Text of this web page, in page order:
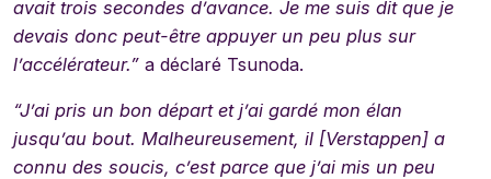
avait trois secondes d’avance. Je me suis dit que je
devais donc peut-être appuyer un peu plus sur
l’accélérateur.” a déclaré Tsunoda.
“J’ai pris un bon départ et j’ai gardé mon élan
jusqu’au bout. Malheureusement, il [Verstappen] a
connu des soucis, c’est parce que j’ai mis un peu